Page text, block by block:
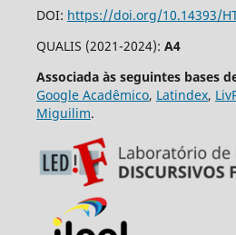
DOI: https://doi.org/10.14393/
QUALIS (2021-2024): A4
Associada às seguintes bases
Google Acadêmico, Latindex,
Miguilim.